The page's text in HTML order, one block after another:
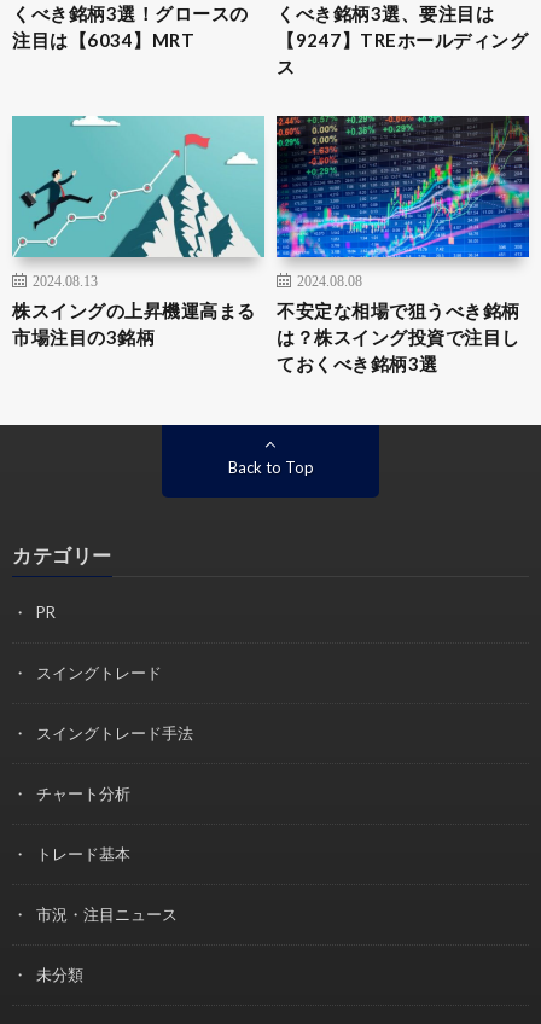
くべき銘柄3選！グロースの
注目は【6034】MRT
くべき銘柄3選、要注目は
【9247】TREホールディング
ス
2024.08.13
株スイングの上昇機運高まる
市場注目の3銘柄
2024.08.08
不安定な相場で狙うべき銘柄
は？株スイング投資で注目し
ておくべき銘柄3選
Back to Top
カテゴリー
PR
スイングトレード
スイングトレード手法
チャート分析
トレード基本
市況・注目ニュース
未分類